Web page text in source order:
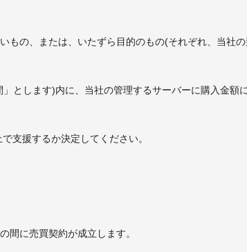
もの、または、いたずら目的のもの(それぞれ、当社の
とします)内に、当社の管理するサーバーに購入金額
支援するか決定してください。
間に売買契約が成立します。